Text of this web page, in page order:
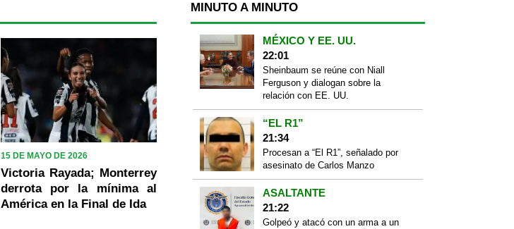
15 DE MAYO DE 2026
Victoria Rayada; Monterrey
derrota por la mínima al
América en la Final de Ida
MINUTO A MINUTO
MÉXICO Y EE. UU.
22:01
Sheinbaum se reúne con Niall
Ferguson y dialogan sobre la
relación con EE. UU.
“EL R1”
21:34
Procesan a “El R1”, señalado por
asesinato de Carlos Manzo
ASALTANTE
21:22
Golpeó y atacó con un arma a un